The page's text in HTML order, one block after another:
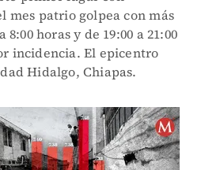
mes patrio golpea con más
8:00 horas y de 19:00 a 21:00
incidencia. El epicentro
Hidalgo, Chiapas.